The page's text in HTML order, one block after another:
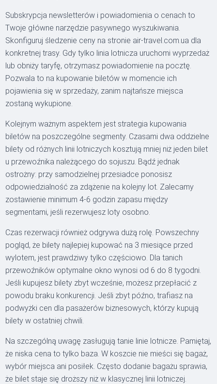
Subskrypcja newsletterów i powiadomienia o cenach to
Twoje główne narzędzie pasywnego wyszukiwania.
Skonfiguruj śledzenie ceny na stronie air-travel.com.ua dla
konkretnej trasy. Gdy tylko linia lotnicza uruchomi wyprzedaż
lub obniży taryfę, otrzymasz powiadomienie na pocztę.
Pozwala to na kupowanie biletów w momencie ich
pojawienia się w sprzedaży, zanim najtańsze miejsca
zostaną wykupione.
Kolejnym ważnym aspektem jest strategia kupowania
biletów na poszczególne segmenty. Czasami dwa oddzielne
bilety od różnych linii lotniczych kosztują mniej niż jeden bilet
u przewoźnika należącego do sojuszu. Bądź jednak
ostrożny: przy samodzielnej przesiadce ponosisz
odpowiedzialność za zdążenie na kolejny lot. Zalecamy
zostawienie minimum 4-6 godzin zapasu między
segmentami, jeśli rezerwujesz loty osobno.
Czas rezerwacji również odgrywa dużą rolę. Powszechny
pogląd, że bilety najlepiej kupować na 3 miesiące przed
wylotem, jest prawdziwy tylko częściowo. Dla tanich
przewoźników optymalne okno wynosi od 6 do 8 tygodni.
Jeśli kupujesz bilety zbyt wcześnie, możesz przepłacić z
powodu braku konkurencji. Jeśli zbyt późno, trafiasz na
podwyżki cen dla pasażerów biznesowych, którzy kupują
bilety w ostatniej chwili.
Na szczególną uwagę zasługują tanie linie lotnicze. Pamiętaj,
że niska cena to tylko baza. W koszcie nie mieści się bagaż,
wybór miejsca ani posiłek. Często dodanie bagażu sprawia,
że bilet staje się droższy niż w klasycznej linii lotniczej.